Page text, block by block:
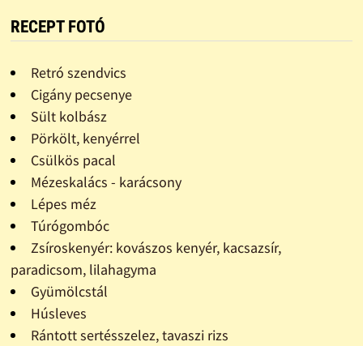
RECEPT FOTÓ
Retró szendvics
Cigány pecsenye
Sült kolbász
Pörkölt, kenyérrel
Csülkös pacal
Mézeskalács - karácsony
Lépes méz
Túrógombóc
Zsíroskenyér: kovászos kenyér, kacsazsír,
paradicsom, lilahagyma
Gyümölcstál
Húsleves
Rántott sertésszelez, tavaszi rizs